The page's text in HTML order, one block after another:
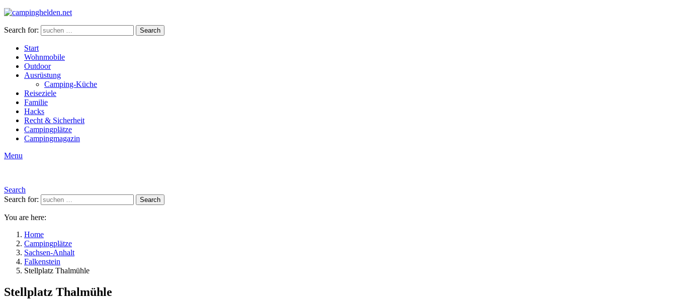
Search for: Search
Start
Wohnmobile
Outdoor
Ausrüstung
Camping-Küche
Reiseziele
Familie
Hacks
Recht & Sicherheit
Campingplätze
Campingmagazin
Menu
Search
Search for:
Search
You are here:
Home
Campingplätze
Sachsen-Anhalt
Falkenstein
Stellplatz Thalmühle
Stellplatz Thalmühle